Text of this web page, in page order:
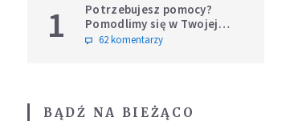
1
Potrzebujesz pomocy?
Pomodlimy się w Twojej
intencji
62 komentarzy
BĄDŹ NA BIEŻĄCO